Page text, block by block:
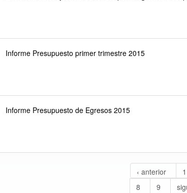
Informe Presupuesto primer trimestre 2015
Informe Presupuesto de Egresos 2015
‹ anterior 1
8
9